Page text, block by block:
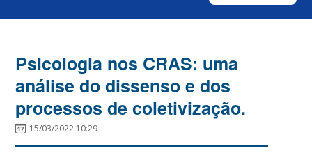
Psicologia nos CRAS: uma
análise do dissenso e dos
processos de coletivização.
15/03/2022 10:29